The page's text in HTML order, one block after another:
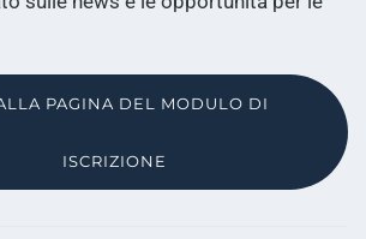
PAGINA DEL MODULO DI
ISCRIZIONE